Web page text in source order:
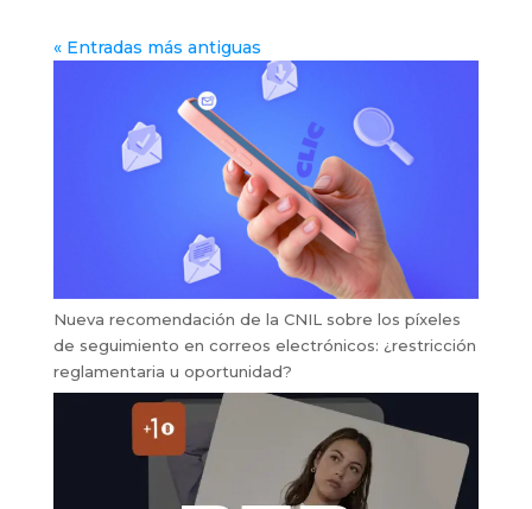
« Entradas más antiguas
Nueva recomendación de la CNIL sobre los píxeles
de seguimiento en correos electrónicos: ¿restricción
reglamentaria u oportunidad?